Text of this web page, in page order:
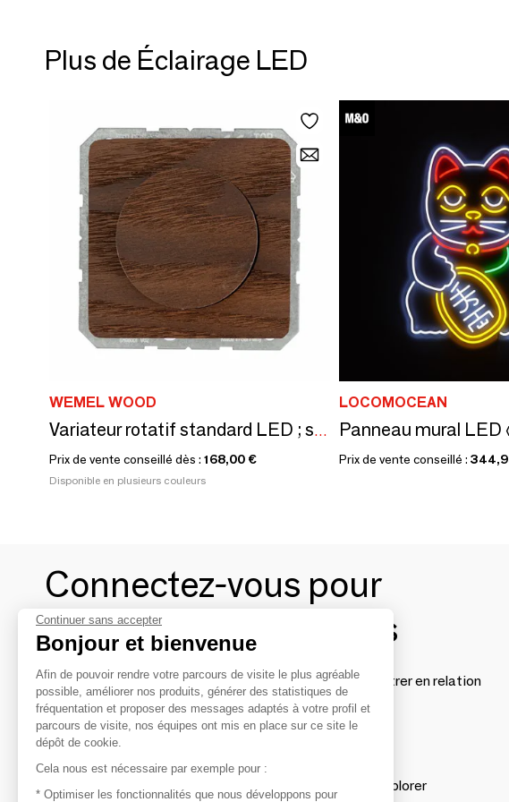
Plus de Éclairage LED
WEMEL WOOD
Variateur rotatif standard LED ; sans entrée satellite
Prix de vente conseillé dès : 168,00 €
Disponible en plusieurs couleurs
LOCOMOCEAN
Panneau mural LED
Prix de vente conseillé :
Connectez-vous pour
contacter les marques
Afin de profiter au mieux de l'expérience MOM et de rentrer en relation
avec vos marques préférées, créez-vous un compte.
Découvrir
Les produits de milliers de fournisseurs à explorer
Continuer sans accepter
Bonjour et bienvenue
Afin de pouvoir rendre votre parcours de visite le plus agréable
possible, améliorer nos produits, générer des statistiques de
fréquentation et proposer des messages adaptés à votre profil et
parcours de visite, nos équipes ont mis en place sur ce site le
dépôt de cookie.
Cela nous est nécessaire par exemple pour :
* Optimiser les fonctionnalités que nous développons pour